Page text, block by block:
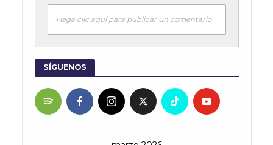
Haga clic aquí para publicar un comentario
SÍGUENOS